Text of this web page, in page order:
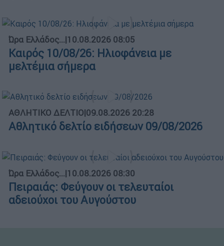
Ώρα Ελλάδος...|10.08.2026 08:05
Καιρός 10/08/26: Ηλιοφάνεια με
μελτέμια σήμερα
ΑΘΛΗΤΙΚΟ ΔΕΛΤΙΟ|09.08.2026 20:28
Αθλητικό δελτίο ειδήσεων 09/08/2026
Ώρα Ελλάδος...|10.08.2026 08:30
Πειραιάς: Φεύγουν οι τελευταίοι
αδειούχοι του Αυγούστου